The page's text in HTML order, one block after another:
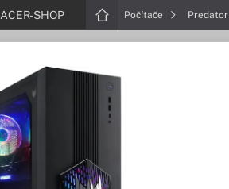
ACER-SHOP Počítače Predator